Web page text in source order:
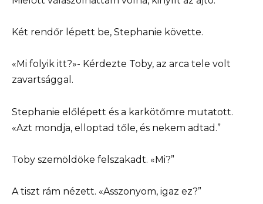
Két rendőr lépett be, Stephanie követte.
«Mi folyik itt?»- Kérdezte Toby, az arca tele volt
zavartsággal.
Stephanie előlépett és a karkötőmre mutatott.
«Azt mondja, elloptad tőle, és nekem adtad.”
Toby szemöldöke felszakadt. «Mi?”
A tiszt rám nézett. «Asszonyom, igaz ez?”